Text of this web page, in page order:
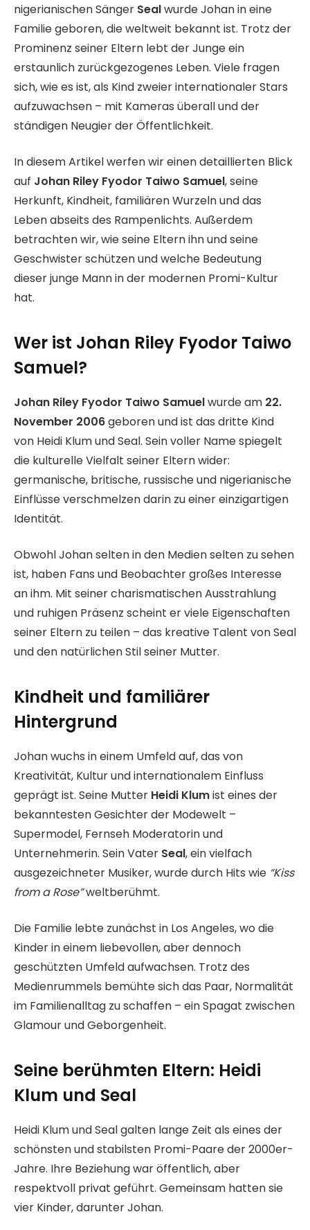
nigerianischen Sänger Sealwurde Johan in eine
Familie geboren, die weltweit bekannt ist. Trotz der
Prominenz seiner Eltern lebt der Junge ein
erstaunlich zurückgezogenes Leben. Viele fragen
sich, wie es ist, als Kind zweier internationaler Stars
aufzuwachsen – mit Kameras überall und der
ständigen Neugier der Öffentlichkeit.
In diesem Artikel werfen wir einen detaillierten Blick
auf Johan Riley Fyodor Taiwo Samuel, seine
Herkunft, Kindheit, familiären Wurzeln und das
Leben abseits des Rampenlichts. Außerdem
betrachten wir, wie seine Eltern ihn und seine
Geschwister schützen und welche Bedeutung
dieser junge Mann in der modernen Promi-Kultur
hat.
Wer ist Johan Riley Fyodor Taiwo
Samuel?
Johan Riley Fyodor Taiwo Samuelwurde am 22.
November 2006geboren und ist das dritte Kind
von Heidi Klum und Seal. Sein voller Name spiegelt
die kulturelle Vielfalt seiner Eltern wider:
germanische, britische, russische und nigerianische
Einflüsse verschmelzen darin zu einer einzigartigen
Identität.
Obwohl Johan selten in den Medien selten zu sehen
ist, haben Fans und Beobachter großes Interesse
an ihm. Mit seiner charismatischen Ausstrahlung
und ruhigen Präsenz scheint er viele Eigenschaften
seiner Eltern zu teilen – das kreative Talent von Seal
und den natürlichen Stil seiner Mutter.
Kindheit und familiärer
Hintergrund
Johan wuchs in einem Umfeld auf, das von
Kreativität, Kultur und internationalem Einfluss
geprägt ist. Seine Mutter Heidi Klumist eines der
bekanntesten Gesichter der Modewelt –
Supermodel, Fernseh Moderatorin und
Unternehmerin. Sein Vater Seal, ein vielfach
ausgezeichneter Musiker, wurde durch Hits wie “Kiss
from a Rose”weltberühmt.
Die Familie lebte zunächst in Los Angeles, wo die
Kinder in einem liebevollen, aber dennoch
geschützten Umfeld aufwachsen. Trotz des
Medienrummels bemühte sich das Paar, Normalität
im Familienalltag zu schaffen – ein Spagat zwischen
Glamour und Geborgenheit.
Seine berühmten Eltern: Heidi
Klum und Seal
Heidi Klum und Seal galten lange Zeit als eines der
schönsten und stabilsten Promi-Paare der 2000er-
Jahre. Ihre Beziehung war öffentlich, aber
respektvoll privat geführt. Gemeinsam hatten sie
vier Kinder, darunter Johan.